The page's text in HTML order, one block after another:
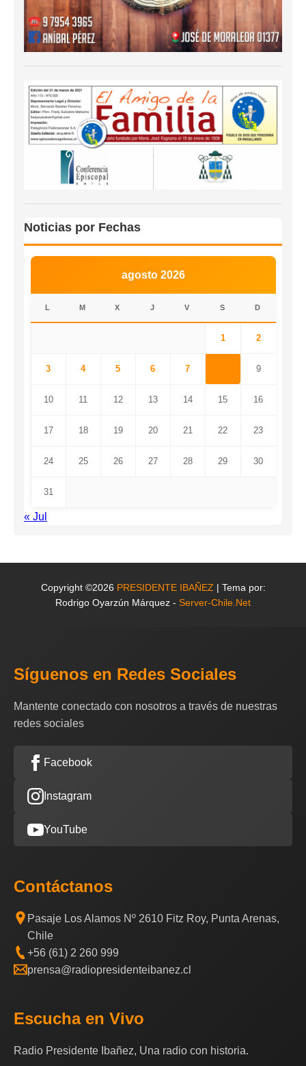
Noticias por Fechas
agosto 2026
L M X J V S D
1 2
3 4 5 6 7 9
10 11 12 13 14 15 16
17 18 19 20 21 22 23
24 25 26 27 28 29 30
31
« Jul
Copyright ©2026 PRESIDENTE IBAÑEZ | Tema por:
Rodrigo Oyarzún Márquez - Server-Chile.Net
Síguenos en Redes Sociales
Mantente conectado con nosotros a través de nuestras
redes sociales
Facebook
Instagram
YouTube
Contáctanos
Pasaje Los Alamos Nº 2610 Fitz Roy, Punta Arenas,
Chile
+56 (61) 2 260 999
prensa@radiopresidenteibanez.cl
Escucha en Vivo
Radio Presidente Ibañez, Una radio con historia.